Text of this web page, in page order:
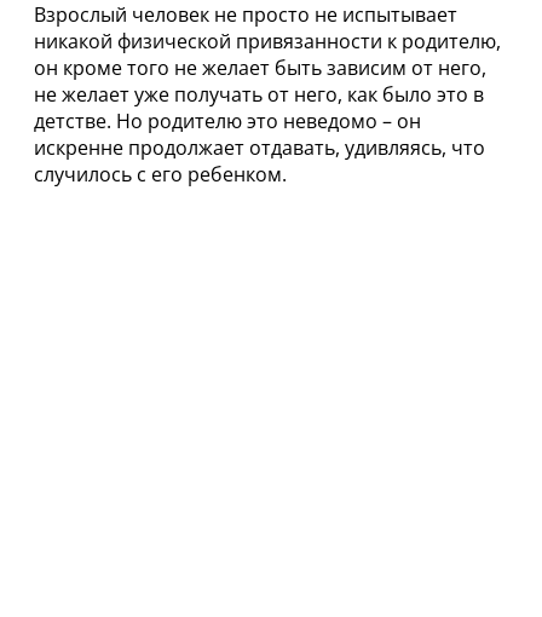
Взрослый человек не просто не испытывает
никакой физической привязанности к родителю,
он кроме того не желает быть зависим от него,
не желает уже получать от него, как было это в
детстве. Но родителю это неведомо – он
искренне продолжает отдавать, удивляясь, что
случилось с его ребенком.